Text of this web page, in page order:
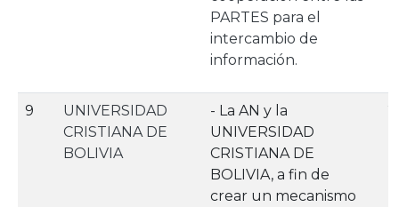
PARTES para el
intercambio de
información.
9
UNIVERSIDAD
CRISTIANA DE
BOLIVIA
- La AN y la
UNIVERSIDAD
CRISTIANA DE
BOLIVIA, a fin de
crear un mecanismo